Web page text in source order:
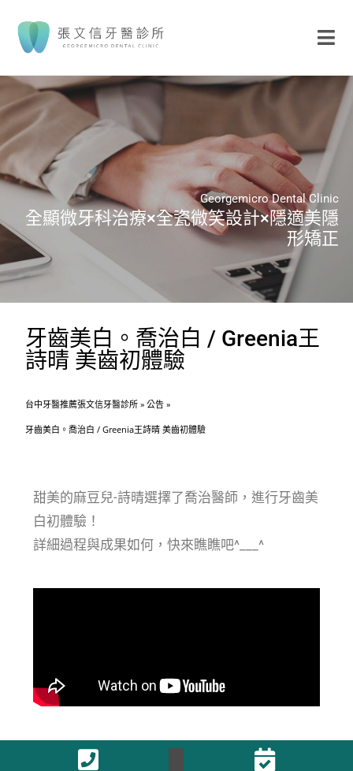
Georgemicro Dental Clinic
全顯微牙科治療×全瓷微笑設計×隱適美隱
形矯正
牙齒美白。喬治白 / Greenia王
詩晴 美齒初體驗
台中牙醫推薦張文信牙醫診所 » 公告 »
牙齒美白。喬治白 / Greenia王詩晴 美齒初體驗
甜美的麻豆兒-詩晴選擇了喬治醫師，進行牙齒美
白初體驗！
​詳細過程與成果如何，快來瞧瞧吧^___^